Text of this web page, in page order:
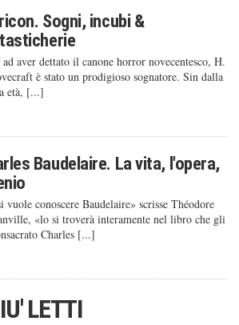
Sogni, incubi &
aver dettato il canone horror novecentesco, H.
è stato un prodigioso sognatore. Sin dalla
età, [...]
Baudelaire. La vita, l'opera,
vuole conoscere Baudelaire» scrisse Théodore
«lo si troverà interamente nel libro che gli
Charles [...]
LETTI